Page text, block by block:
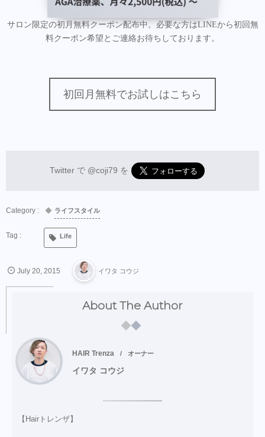
サロン限定の初月無料クーポン配布中。必要な方はLINEから初回無
料クーポン希望とご連絡お待ちしております。
初回月無料でお試しはこちら
Twitter で @coji79 を
ライフスタイル
Life
July 20 2015 イワタ コウジ
About The Author
HAIR Trenza オーナー
イワタ コウジ
【Hairトレンザ】